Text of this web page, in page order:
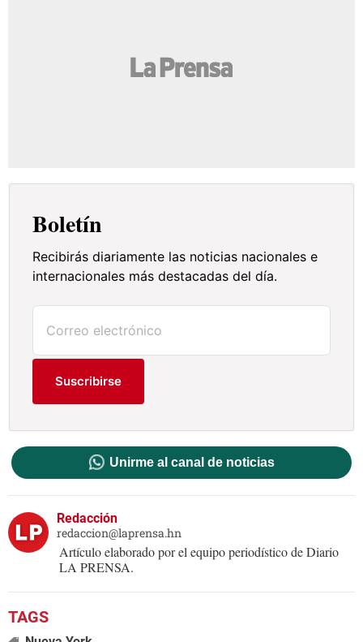
Boletín
Recibirás diariamente las noticias nacionales e
internacionales más destacadas del día.
Suscribirse
Unirme al canal de noticias
Redacción
redaccion@laprensa.hn
Artículo elaborado por el equipo periodístico de Diario
LA PRENSA.